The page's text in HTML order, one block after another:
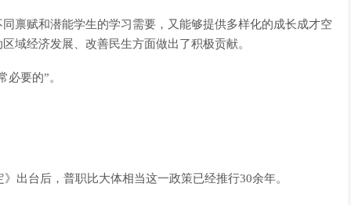
禀赋和潜能学生的学习需要，又能够提供多样化的成长成才空
域经济发展、改善民生方面做出了积极贡献。
要的”。
出台后，普职比大体相当这一政策已经推行30余年。